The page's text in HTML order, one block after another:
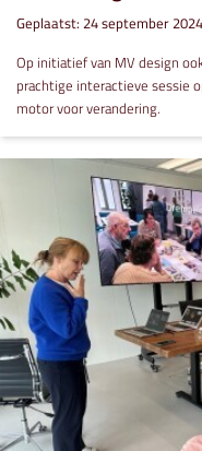
Geplaatst: 24 september 2024
Op initiatief van MV design
prachtige interactieve sessie
motor voor verandering.